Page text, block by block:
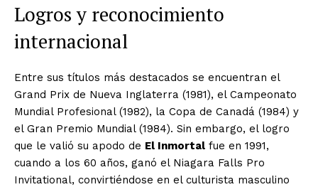
Logros y reconocimiento
internacional
Entre sus títulos más destacados se encuentran el
Grand Prix de Nueva Inglaterra (1981), el Campeonato
Mundial Profesional (1982), la Copa de Canadá (1984) y
el Gran Premio Mundial (1984). Sin embargo, el logro
que le valió su apodo de El Inmortal fue en 1991,
cuando a los 60 años, ganó el Niagara Falls Pro
Invitational, convirtiéndose en el culturista masculino